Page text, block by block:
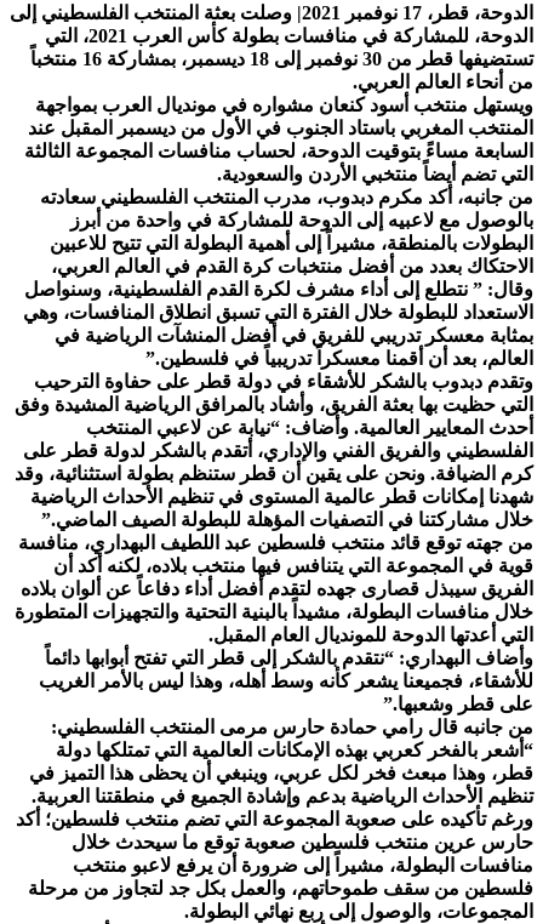
الدوحة، قطر، 17 نوفمبر 2021| وصلت بعثة المنتخب الفلسطيني إلى
الدوحة، للمشاركة في منافسات بطولة كأس العرب 2021، التي
تستضيفها قطر من 30 نوفمبر إلى 18 ديسمبر، بمشاركة 16 منتخباً
من أنحاء العالم العربي.
ويستهل منتخب أسود كنعان مشواره في مونديال العرب بمواجهة
المنتخب المغربي باستاد الجنوب في الأول من ديسمبر المقبل عند
السابعة مساءً بتوقيت الدوحة، لحساب منافسات المجموعة الثالثة
التي تضم أيضاً منتخبي الأردن والسعودية.
من جانبه، أكد مكرم دبدوب، مدرب المنتخب الفلسطيني سعادته
بالوصول مع لاعبيه إلى الدوحة للمشاركة في واحدة من أبرز
البطولات بالمنطقة، مشيراً إلى أهمية البطولة التي تتيح للاعبين
الاحتكاك بعدد من أفضل منتخبات كرة القدم في العالم العربي،
وقال: ” نتطلع إلى أداء مشرف لكرة القدم الفلسطينية، وسنواصل
الاستعداد للبطولة خلال الفترة التي تسبق انطلاق المنافسات، وهي
بمثابة معسكر تدريبي للفريق في أفضل المنشآت الرياضية في
العالم، بعد أن أقمنا معسكراً تدريبياً في فلسطين.”
وتقدم دبدوب بالشكر للأشقاء في دولة قطر على حفاوة الترحيب
التي حظيت بها بعثة الفريق، وأشاد بالمرافق الرياضية المشيدة وفق
أحدث المعايير العالمية. وأضاف: “نيابة عن لاعبي المنتخب
الفلسطيني والفريق الفني والإداري، أتقدم بالشكر لدولة قطر على
كرم الضيافة. ونحن على يقين أن قطر ستنظم بطولة استثنائية، وقد
شهدنا إمكانات قطر عالمية المستوى في تنظيم الأحداث الرياضية
خلال مشاركتنا في التصفيات المؤهلة للبطولة الصيف الماضي.”
من جهته توقع قائد منتخب فلسطين عبد اللطيف البهداري، منافسة
قوية في المجموعة التي يتنافس فيها منتخب بلاده، لكنه أكد أن
الفريق سيبذل قصارى جهده لتقدم أفضل أداء دفاعاً عن ألوان بلاده
خلال منافسات البطولة، مشيداً بالبنية التحتية والتجهيزات المتطورة
التي أعدتها الدوحة للمونديال العام المقبل.
وأضاف البهداري: “نتقدم بالشكر إلى قطر التي تفتح أبوابها دائماً
للأشقاء، فجميعنا يشعر كأنه وسط أهله، وهذا ليس بالأمر الغريب
على قطر وشعبها.”
من جانبه قال رامي حمادة حارس مرمى المنتخب الفلسطيني:
“أشعر بالفخر كعربي بهذه الإمكانات العالمية التي تمتلكها دولة
قطر، وهذا مبعث فخر لكل عربي، وينبغي أن يحظى هذا التميز في
تنظيم الأحداث الرياضية بدعم وإشادة الجميع في منطقتنا العربية.
ورغم تأكيده على صعوبة المجموعة التي تضم منتخب فلسطين؛ أكد
حارس عرين منتخب فلسطين صعوبة توقع ما سيحدث خلال
منافسات البطولة، مشيراً إلى ضرورة أن يرفع لاعبو منتخب
فلسطين من سقف طموحاتهم، والعمل بكل جد لتجاوز من مرحلة
المجموعات، والوصول إلى ربع نهائي البطولة.